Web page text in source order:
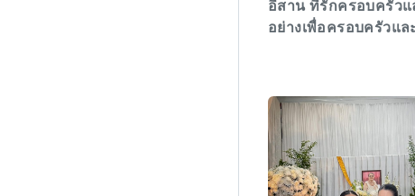
อีสาน ที่รักครอบครัว
อย่างเพื่อครอบครัวแ